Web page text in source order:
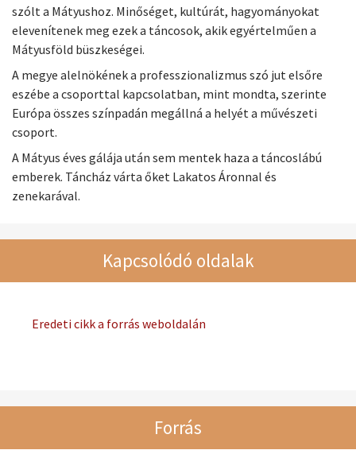
szólt a Mátyushoz. Minőséget, kultúrát, hagyományokat
elevenítenek meg ezek a táncosok, akik egyértelműen a
Mátyusföld büszkeségei.
A megye alelnökének a professzionalizmus szó jut elsőre
eszébe a csoporttal kapcsolatban, mint mondta, szerinte
Európa összes színpadán megállná a helyét a művészeti
csoport.
A Mátyus éves gálája után sem mentek haza a táncoslábú
emberek. Táncház várta őket Lakatos Áronnal és
zenekarával.
Kapcsolódó oldalak
Eredeti cikk a forrás weboldalán
Forrás